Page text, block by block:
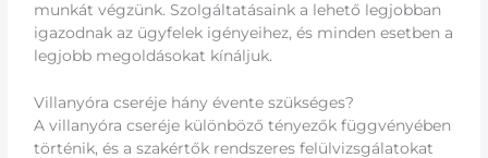
munkát végzünk. Szolgáltatásaink a lehető legjobban
igazodnak az ügyfelek igényeihez, és minden esetben a
legjobb megoldásokat kínáljuk.
Villanyóra cseréje hány évente szükséges?
A villanyóra cseréje különböző tényezők függvényében
történik, és a szakértők rendszeres felülvizsgálatokat